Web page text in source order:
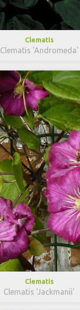
Clematis
Clematis 'Andromeda'
Clematis
Clematis 'Jackmanii'